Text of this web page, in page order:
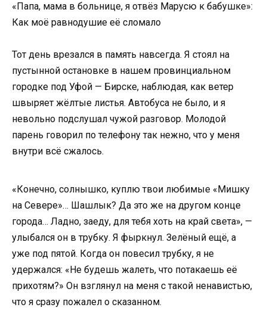
«Папа, мама в больнице, я отвёз Марусю к бабушке»:
Как моё равнодушие её сломало
Тот день врезался в память навсегда. Я стоял на
пустынной остановке в нашем провинциальном
городке под Уфой — Бирске, наблюдая, как ветер
швыряет жёлтые листья. Автобуса не было, и я
невольно подслушал чужой разговор. Молодой
парень говорил по телефону так нежно, что у меня
внутри всё сжалось.
«Конечно, солнышко, куплю твои любимые «Мишку
на Севере»… Шашлык? Да это же на другом конце
города… Ладно, заеду, для тебя хоть на край света», —
улыбался он в трубку. Я фыркнул. Зелёный ещё, а
уже под пятой. Когда он повесил трубку, я не
удержался: «Не будешь жалеть, что потакаешь её
прихотям?» Он взглянул на меня с такой ненавистью,
что я сразу пожалел о сказанном.